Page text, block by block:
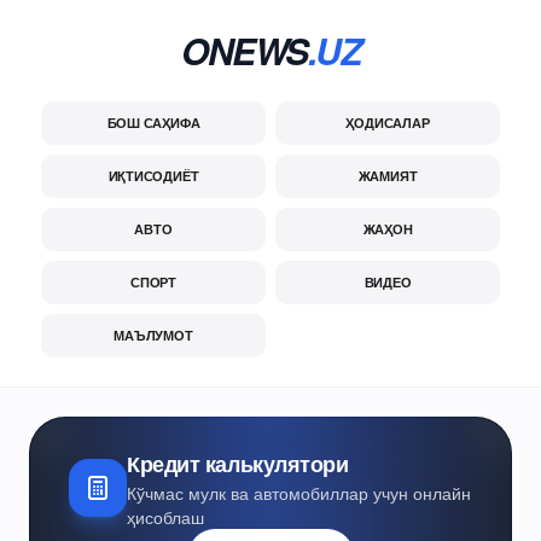
ONEWS.UZ
БОШ САҲИФА ҲОДИСАЛАР
ИҚТИСОДИЁТ ЖАМИЯТ
АВТО ЖАҲОН
СПОРТ ВИДЕО
МАЪЛУМОТ
Кредит калькулятори
Кўчмас мулк ва автомобиллар учун онлайн
ҳисоблаш